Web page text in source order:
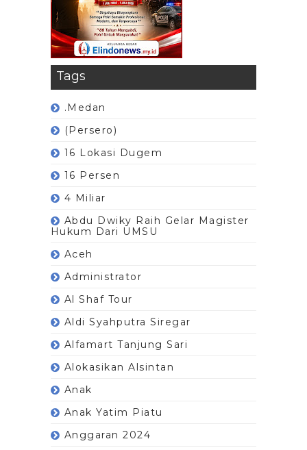
Tags
.Medan
(Persero)
16 Lokasi Dugem
16 Persen
4 Miliar
Abdu Dwiky Raih Gelar Magister
Hukum Dari UMSU
Aceh
Administrator
Al Shaf Tour
Aldi Syahputra Siregar
Alfamart Tanjung Sari
Alokasikan Alsintan
Anak
Anak Yatim Piatu
Anggaran 2024